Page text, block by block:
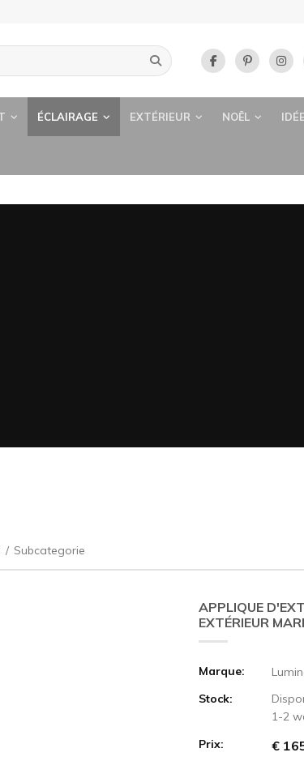
ÉCLAIRAGE EXTÉRIEUR NOËL
/ Subcategorie
APPLIQUE
EXTÉRIEUR
Marque:
Stock:
1-2
Prix:
€